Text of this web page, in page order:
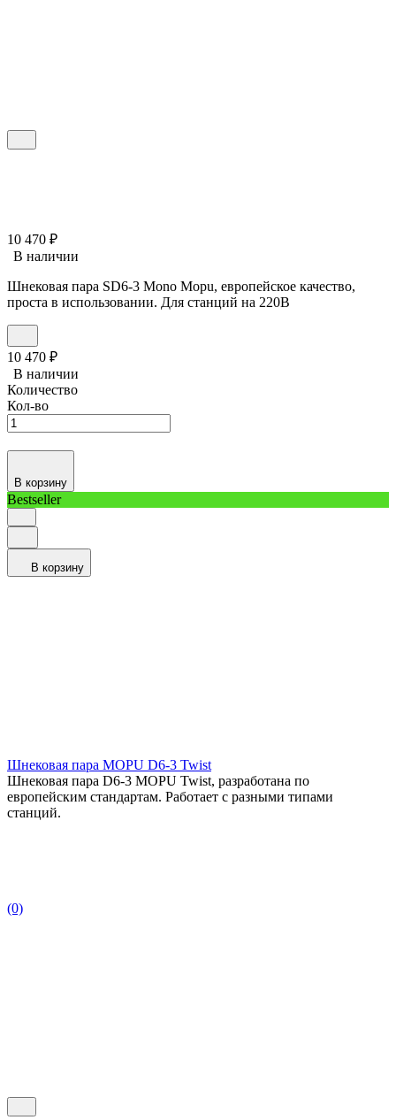
10 470 ₽
В наличии
Шнековая пара SD6-3 Mono Mopu, европейское качество,
проста в использовании. Для станций на 220В
10 470 ₽
В наличии
Количество
Кол-во
В корзину
Bestseller
В корзину
Шнековая пара MOPU D6-3 Twist
Шнековая пара D6-3 MOPU Twist, разработана по
европейским стандартам. Работает с разными типами
станций.
(0)